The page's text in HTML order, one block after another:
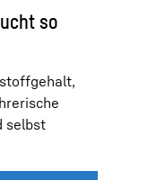
so
selbst